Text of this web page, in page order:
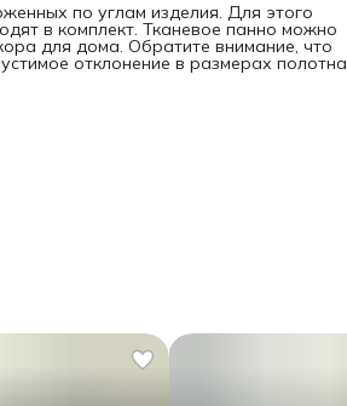
по углам изделия. Для этого
в комплект. Тканевое панно можно
для дома. Обратите внимание, что
отклонение в размерах полотна